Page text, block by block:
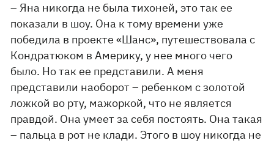
– Яна никогда не была тихоней, это так ее
показали в шоу. Она к тому времени уже
победила в проекте «Шанс», путешествовала с
Кондратюком в Америку, у нее много чего
было. Но так ее представили. А меня
представили наоборот – ребенком с золотой
ложкой во рту, мажоркой, что не является
правдой. Она умеет за себя постоять. Она такая
– пальца в рот не клади. Этого в шоу никогда не